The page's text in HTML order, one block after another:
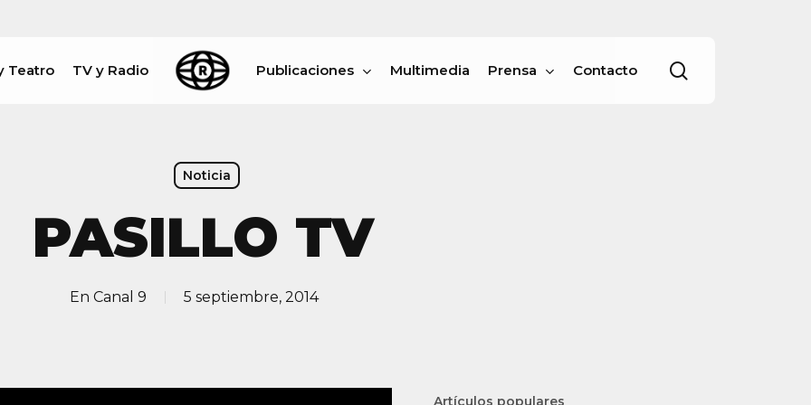
Teatro TV y Radio Publicaciones Multimedia Prensa Contacto
Noticia
PASILLO TV
En Canal 9 5 septiembre, 2014
Artículos populares